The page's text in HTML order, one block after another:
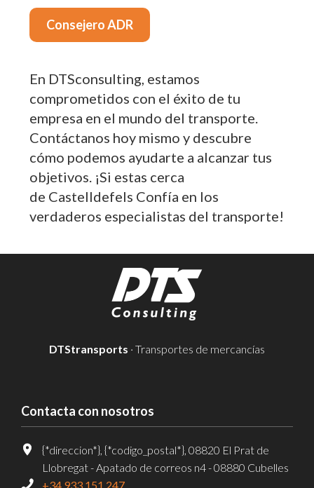
Consejero ADR
En DTSconsulting, estamos
comprometidos con el éxito de tu
empresa en el mundo del transporte.
Contáctanos hoy mismo y descubre
cómo podemos ayudarte a alcanzar tus
objetivos. ¡Si estas cerca
de Castelldefels Confía en los
verdaderos especialistas del transporte!
DTStransports · Transportes de mercancías
Contacta con nosotros
{*direccion*}, {*codigo_postal*}, 08820 El Prat de
Llobregat - Apatado de correos n4 - 08880 Cubelles
+34 933 151 247